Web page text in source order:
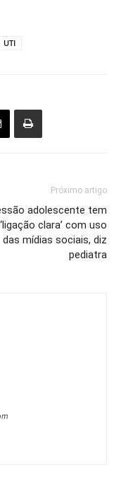
UTI
Próximo artigo
adolescente tem
clara’ com uso
das mídias sociais, diz
pediatra